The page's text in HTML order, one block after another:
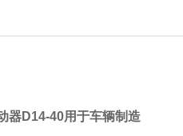
器D14-40用于车辆制造